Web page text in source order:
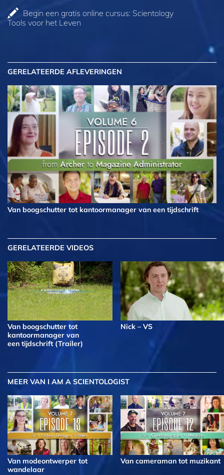
Begin een gratis online cursus: Scientology
Tools voor het Leven
GERELATEERDE AFLEVERINGEN
Van boogschutter tot kantoormanager van een tijdschrift
GERELATEERDE VIDEOS
Van boogschutter tot
kantoormanager van
een tijdschrift (Trailer)
Nick – VS
MEER VAN I AM A SCIENTOLOGIST
Van modeontwerper tot
wandelaar
Van cameraman tot muzikant